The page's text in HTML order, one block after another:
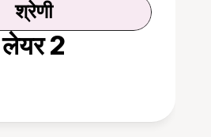
श्रेणी
लेयर 2